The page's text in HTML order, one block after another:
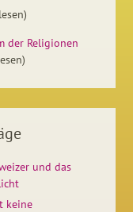
der Religionen
und das
keine